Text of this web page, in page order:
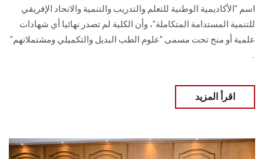
اسم "الأكاديمية الوطنية للتعلم والتدريب والتنمية والاتحاد الإفريقي
للتنمية المستدامة المتكاملة"، وأن الكلية لم تصدر نهائيا أي شهادات
علمية أو منح تحت مسمى "علوم الطب البديل والتكميلي ومشتملاتهم"
..
اقرأ المزيد